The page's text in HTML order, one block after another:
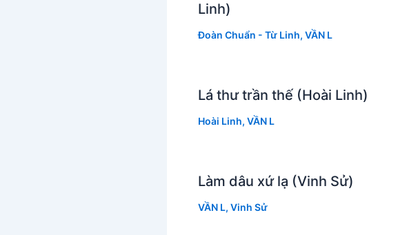
Linh)
Đoàn Chuẩn - Từ Linh, VẦN L
Lá thư trần thế (Hoài Linh)
Hoài Linh, VẦN L
Làm dâu xứ lạ (Vinh Sử)
VẦN L, Vinh Sử